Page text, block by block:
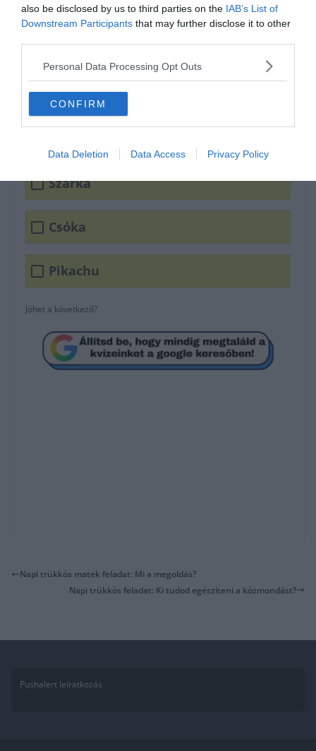
also be disclosed by us to third parties on the IAB’s List of
Downstream Participants that may further disclose it to other
Personal Data Processing Opt Outs
CONFIRM
Data Deletion Data Access Privacy Policy
Készen állsz?
Melyik madár
tudományos neve a Pica
Szarka
Csóka
Pikachu
Jöhet a következő?
Napi trükkös matek feladat: Mi a megoldás?
Napi trükkös feladat: Ki tudod egészíteni a közmondást?
Pushalert leíratkozás